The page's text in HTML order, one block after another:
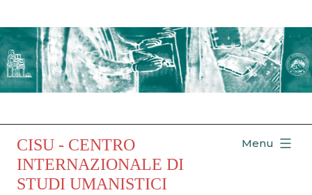
al
contenuto
CISU - CENTRO
INTERNAZIONALE DI
STUDI UMANISTICI
Menu